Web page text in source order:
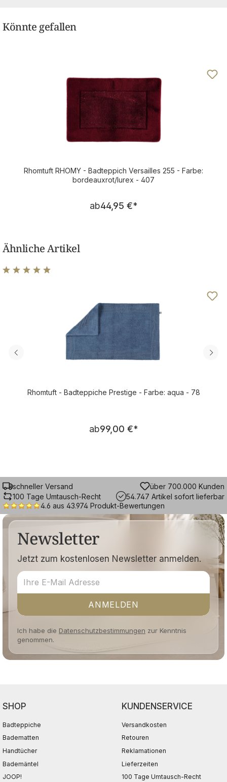
Könnte gefallen
Rhomtuft RHOMY - Badteppich Versailles 255 - Farbe:
bordeauxrot/lurex - 407
Regulärer Preis:
ab44,95 €*
Ähnliche Artikel
Rhomtuft - Badteppiche Prestige - Farbe: aqua - 78
Regulärer Preis:
ab99,00 €*
schneller Versand
über 700.000 Kunden
100 Tage Umtausch-Recht
54.747 Artikel sofort lieferbar
4.6 aus 43.974 Produkt-Bewertungen
Newsletter
Jetzt zum kostenlosen Newsletter anmelden.
ANMELDEN
Ich habe die Datenschutzbestimmungen zur Kenntnis
genommen.
SHOP
Badteppiche
Badematten
Handtücher
Bademäntel
JOOP!
KUNDENSERVICE
Versandkosten
Retouren
Reklamationen
Lieferzeiten
100 Tage Umtausch-Recht